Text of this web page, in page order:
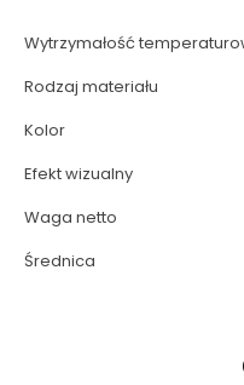
Wytrzymałość
Rodzaj materiału
Kolor
Efekt wizualny
Waga netto
Średnica